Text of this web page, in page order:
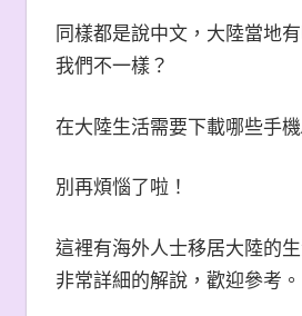
同樣都是說中文，大陸當地
我們不一樣？
在大陸生活需要下載哪些手
別再煩惱了啦！
這裡有海外人士移居大陸的
非常詳細的解說，歡迎參考。